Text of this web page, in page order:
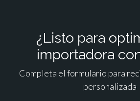
¿Listo para
importadora
Completa el formulario para
personalizada